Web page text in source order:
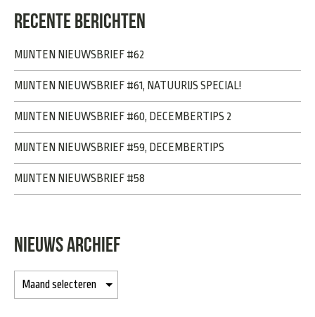
RECENTE BERICHTEN
MIJNTEN NIEUWSBRIEF #62
MIJNTEN NIEUWSBRIEF #61, NATUURIJS SPECIAL!
MIJNTEN NIEUWSBRIEF #60, DECEMBERTIPS 2
MIJNTEN NIEUWSBRIEF #59, DECEMBERTIPS
MIJNTEN NIEUWSBRIEF #58
NIEUWS ARCHIEF